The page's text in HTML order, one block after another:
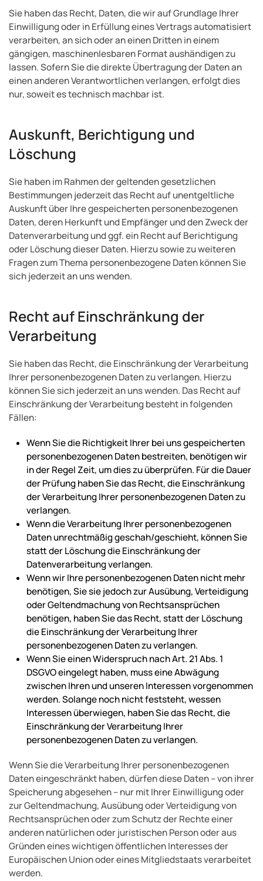
Sie haben das Recht, Daten, die wir auf Grundlage Ihrer
Einwilligung oder in Erfüllung eines Vertrags automatisiert
verarbeiten, an sich oder an einen Dritten in einem
gängigen, maschinenlesbaren Format aushändigen zu
lassen. Sofern Sie die direkte Übertragung der Daten an
einen anderen Verantwortlichen verlangen, erfolgt dies
nur, soweit es technisch machbar ist.
Auskunft, Berichtigung und
Löschung
Sie haben im Rahmen der geltenden gesetzlichen
Bestimmungen jederzeit das Recht auf unentgeltliche
Auskunft über Ihre gespeicherten personenbezogenen
Daten, deren Herkunft und Empfänger und den Zweck der
Datenverarbeitung und ggf. ein Recht auf Berichtigung
oder Löschung dieser Daten. Hierzu sowie zu weiteren
Fragen zum Thema personenbezogene Daten können Sie
sich jederzeit an uns wenden.
Recht auf Einschränkung der
Verarbeitung
Sie haben das Recht, die Einschränkung der Verarbeitung
Ihrer personenbezogenen Daten zu verlangen. Hierzu
können Sie sich jederzeit an uns wenden. Das Recht auf
Einschränkung der Verarbeitung besteht in folgenden
Fällen:
Wenn Sie die Richtigkeit Ihrer bei uns gespeicherten
personenbezogenen Daten bestreiten, benötigen wir
in der Regel Zeit, um dies zu überprüfen. Für die Dauer
der Prüfung haben Sie das Recht, die Einschränkung
der Verarbeitung Ihrer personenbezogenen Daten zu
verlangen.
Wenn die Verarbeitung Ihrer personenbezogenen
Daten unrechtmäßig geschah/geschieht, können Sie
statt der Löschung die Einschränkung der
Datenverarbeitung verlangen.
Wenn wir Ihre personenbezogenen Daten nicht mehr
benötigen, Sie sie jedoch zur Ausübung, Verteidigung
oder Geltendmachung von Rechtsansprüchen
benötigen, haben Sie das Recht, statt der Löschung
die Einschränkung der Verarbeitung Ihrer
personenbezogenen Daten zu verlangen.
Wenn Sie einen Widerspruch nach Art. 21 Abs. 1
DSGVO eingelegt haben, muss eine Abwägung
zwischen Ihren und unseren Interessen vorgenommen
werden. Solange noch nicht feststeht, wessen
Interessen überwiegen, haben Sie das Recht, die
Einschränkung der Verarbeitung Ihrer
personenbezogenen Daten zu verlangen.
Wenn Sie die Verarbeitung Ihrer personenbezogenen
Daten eingeschränkt haben, dürfen diese Daten – von ihrer
Speicherung abgesehen – nur mit Ihrer Einwilligung oder
zur Geltendmachung, Ausübung oder Verteidigung von
Rechtsansprüchen oder zum Schutz der Rechte einer
anderen natürlichen oder juristischen Person oder aus
Gründen eines wichtigen öffentlichen Interesses der
Europäischen Union oder eines Mitgliedstaats verarbeitet
werden.